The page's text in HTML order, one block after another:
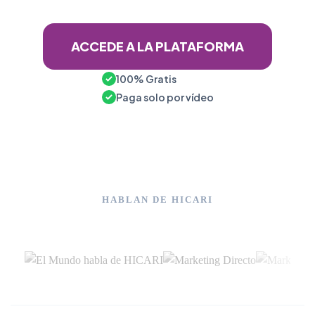
ACCEDE A LA PLATAFORMA
100% Gratis
Paga solo por vídeo
HABLAN DE HICARI